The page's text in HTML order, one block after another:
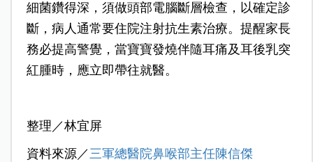
細菌鑽得深，須做頭部電腦斷層檢查，以確定診
斷，病人通常要住院注射抗生素治療。提醒家長
務必提高警覺，當寶寶發燒伴隨耳痛及耳後乳突
紅腫時，應立即帶往就醫。
整理／林宜屏
資料來源／三軍總醫院鼻喉部主任陳信傑